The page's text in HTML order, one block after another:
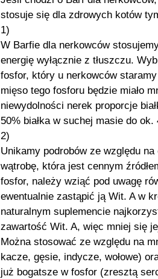
stosuje się dla zdrowych kotów
1)
W Barfie dla nerkowców
energię wyłącznie z tłuszczu.
fosfor, który u nerkowców
mięso tego fosforu będzie miało
niewydolności nerek proporcje
50% białka w suchej masie do
2)
Unikamy podrobów ze względu
wątrobę, która jest cennym
fosfor, należy wziąć pod uwagę
ewentualnie zastąpić ją Wit. A w
naturalnym suplemencie
zawartość Wit. A, więc mniej się
Można stosować ze względu na
kacze, gęsie, indycze, wołowe)
już bogatsze w fosfor (zresztą